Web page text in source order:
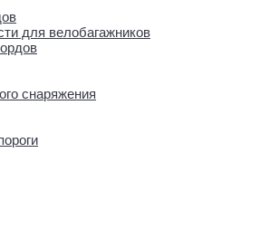
для велобагажников
снаряжения